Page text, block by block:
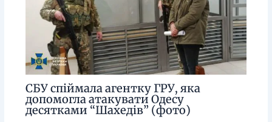
СБУ спіймала агентку ГРУ, яка
допомогла атакувати Одесу
десятками “Шахедів” (фото)